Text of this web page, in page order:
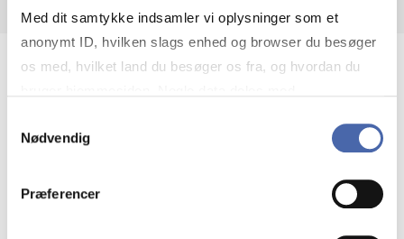
Med dit samtykke indsamler vi oplysninger som et
anonymt ID, hvilken slags enhed og browser du besøger
os med, hvilket land du besøger os fra, og hvordan du
markedsføring. Du bestemmer selv - og kan altid trække
Nødvendig
Præferencer
TIDSSERIER I WTO